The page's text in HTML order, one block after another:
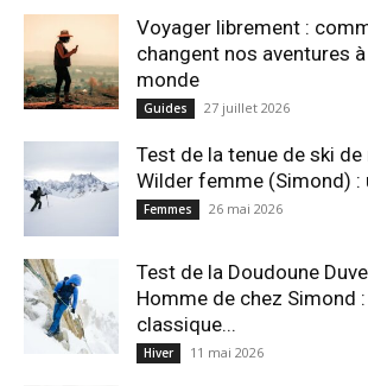
Voyager librement :
changent nos aventures
monde
Guides 27 juillet 2026
Test de la tenue de ski
Wilder femme (Simond) :
Femmes 26 mai 2026
Test de la Doudoune
Homme de chez Simond
classique...
Hiver 11 mai 2026